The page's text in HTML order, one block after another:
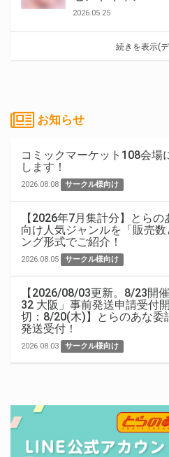
2026.05.25
続きを表示(
お知らせ
コミックマーケット108会場
します！
2026.08.08 サークル様向け
【2026年7月集計分】とら
向け人気ジャンルを「販売
ング形式でご紹介！
2026.08.05 サークル様向け
【2026/08/03更新。8/23開
32 大阪」事前発送申請受付
切：8/20(木)】とらのあな委
発送受付！
2026.08.03 サークル様向け